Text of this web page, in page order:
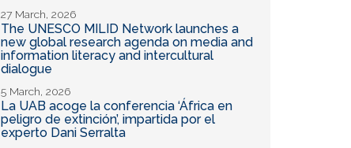
27 March, 2026
The UNESCO MILID Network launches a
new global research agenda on media and
information literacy and intercultural
dialogue
5 March, 2026
La UAB acoge la conferencia ‘África en
peligro de extinción’, impartida por el
experto Dani Serralta